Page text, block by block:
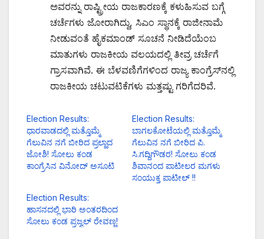
ಅವರನ್ನು ರಾಷ್ಟ್ರೀಯ ರಾಜಕಾರಣಕ್ಕೆ ಕಳುಹಿಸುವ ಬಗ್ಗೆ
ಚರ್ಚೆಗಳು ಜೋರಾಗಿದ್ದು, ಸಿಎಂ ಸ್ಥಾನಕ್ಕೆ ರಾಜೀನಾಮೆ
ನೀಡುವಂತೆ ಹೈಕಮಾಂಡ್ ಸೂಚನೆ ನೀಡಿದೆಯೆಂಬ
ಮಾತುಗಳು ರಾಜಕೀಯ ವಲಯದಲ್ಲಿ ತೀವ್ರ ಚರ್ಚೆಗೆ
ಗ್ರಾಸವಾಗಿವೆ. ಈ ಬೆಳವಣಿಗೆಗಳಿಂದ ರಾಜ್ಯ ಕಾಂಗ್ರೆಸ್‌ನಲ್ಲಿ
ರಾಜಕೀಯ ಚಟುವಟಿಕೆಗಳು ಮತ್ತಷ್ಟು ಗರಿಗೆದರಿವೆ.
Election Results:
ಧಾರವಾಡದಲ್ಲಿ ಮತ್ತೊಮ್ಮೆ
ಗೆಲುವಿನ ನಗೆ ಬೀರಿದ ಪ್ರಲ್ಹಾದ
ಜೋಶಿ! ಸೋಲು ಕಂಡ
ಕಾಂಗ್ರೆಸಿನ ವಿನೋದ್ ಅಸೂಟಿ
Election Results:
ಬಾಗಲಕೋಟೆಯಲ್ಲಿ ಮತ್ತೊಮ್ಮೆ
ಗೆಲುವಿನ ನಗೆ ಬೀರಿದ ಪಿ.
ಸಿ.ಗದ್ದಿಗೌಡರ! ಸೋಲು ಕಂಡ
ಶಿವಾನಂದ ಪಾಟೀಲರ ಮಗಳು
ಸಂಯುಕ್ತ ಪಾಟೀಲ್ !!
Election Results:
ಹಾಸನದಲ್ಲಿ ಭಾರಿ ಅಂತರದಿಂದ
ಸೋಲು ಕಂಡ ಪ್ರಜ್ವಲ್ ರೇವಣ್ಣ!